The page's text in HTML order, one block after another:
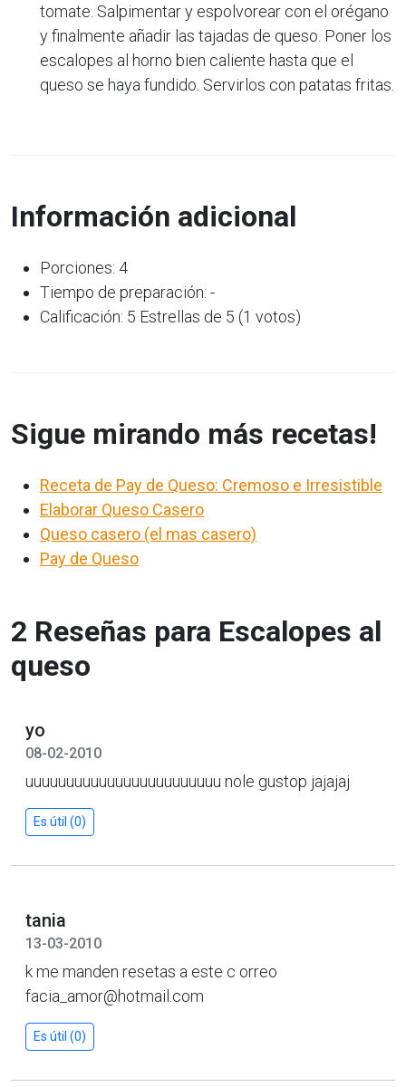
tomate. Salpimentar y espolvorear con el orégano
y finalmente añadir las tajadas de queso. Poner los
escalopes al horno bien caliente hasta que el
queso se haya fundido. Servirlos con patatas fritas.
Información adicional
Porciones: 4
Tiempo de preparación: -
Calificación: 5 Estrellas de 5 (1 votos)
Sigue mirando más recetas!
Receta de Pay de Queso: Cremoso e Irresistible
Elaborar Queso Casero
Queso casero (el mas casero)
Pay de Queso
2 Reseñas para Escalopes al
queso
yo
08-02-2010
uuuuuuuuuuuuuuuuuuuuuuuu nole gustop jajajaj
Es útil (0)
tania
13-03-2010
k me manden resetas a este c orreo
facia_amor@hotmail.com
Es útil (0)